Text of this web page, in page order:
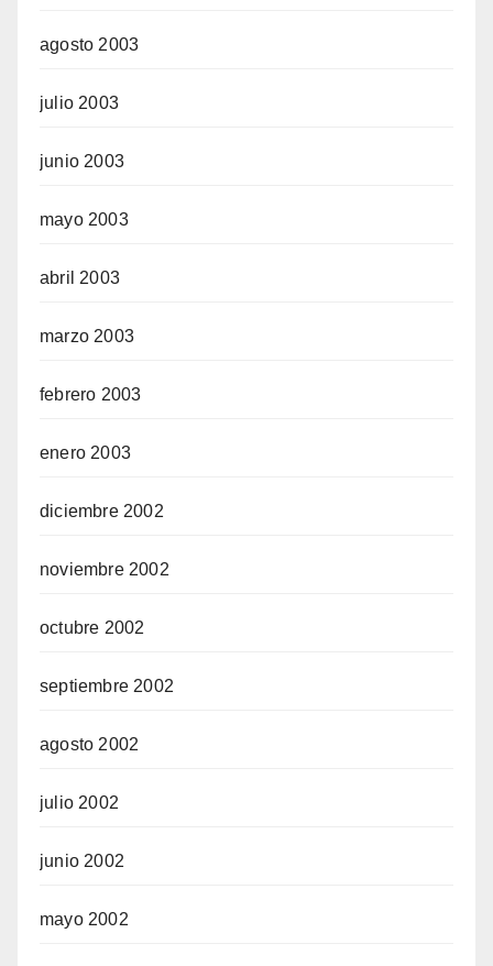
agosto 2003
julio 2003
junio 2003
mayo 2003
abril 2003
marzo 2003
febrero 2003
enero 2003
diciembre 2002
noviembre 2002
octubre 2002
septiembre 2002
agosto 2002
julio 2002
junio 2002
mayo 2002